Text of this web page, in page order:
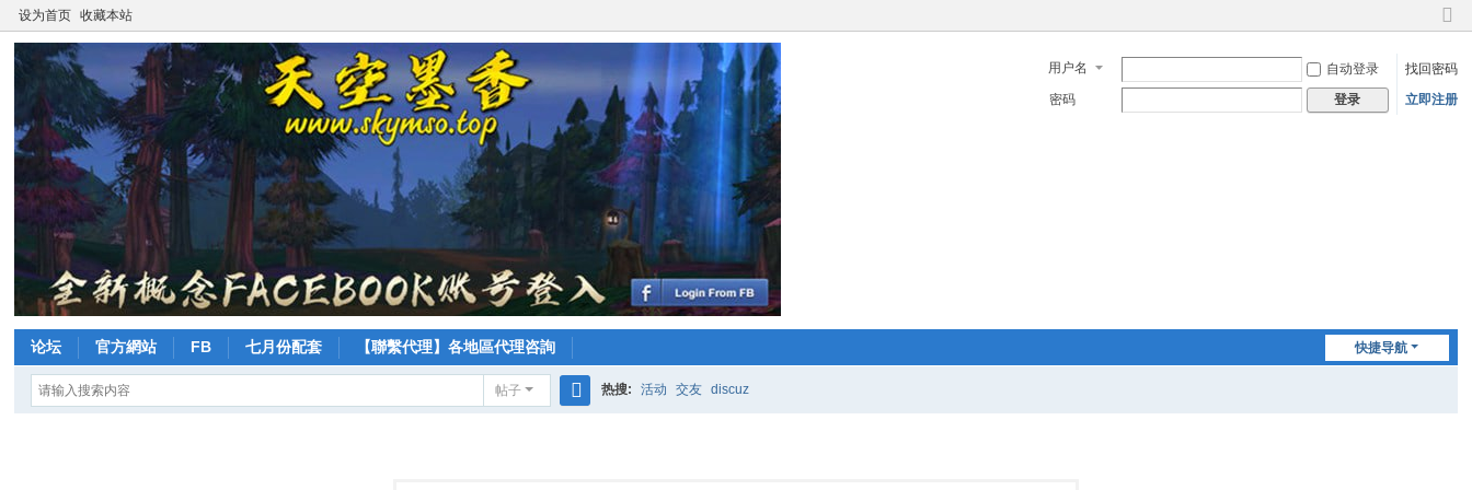
设为首页 收藏本站
切
到
窄
用户名 自动登录
找回密码
密码
登录 立即注册
快捷导航
论坛 官方網站 FB 七月份配套 【聯繫代理】各地區代理咨詢
帖子 热搜: 活动 交友 discuz